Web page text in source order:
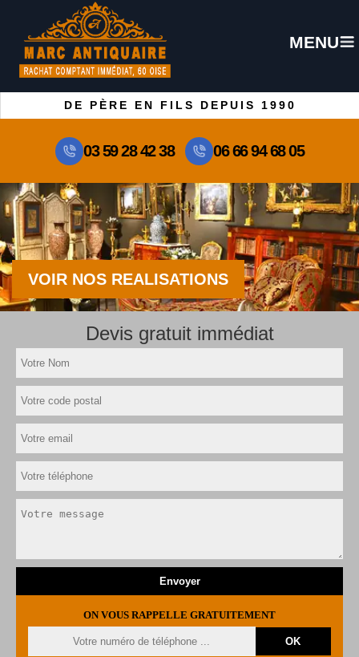
MENU
DE PÈRE EN FILS DEPUIS 1990
03 59 28 42 38 06 66 94 68 05
VOIR NOS REALISATIONS
Devis gratuit immédiat
ON VOUS RAPPELLE GRATUITEMENT